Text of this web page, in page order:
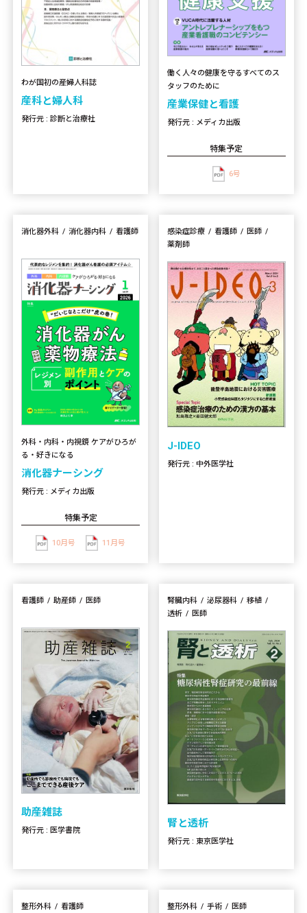
わが国初の産婦人科誌
産科と婦人科
発行元 : 診断と治療社
働く人々の健康を守るすべてのス
タッフのために
産業保健と看護
発行元 : メディカ出版
特集予定
6号
消化器外科 消化器内科 看護師
外科・内科・内視鏡 ケアがひろが
る・好きになる
消化器ナーシング
発行元 : メディカ出版
特集予定
10月号 11月号
感染症診療 看護師
医師
薬剤師
J-IDEO
発行元 : 中外医学社
看護師 助産師 医師
助産雑誌
発行元 : 医学書院
腎臓内科 泌尿器科
移植
透析
医師
腎と透析
発行元 : 東京医学社
整形外科 看護師 整形外科 手術 医師